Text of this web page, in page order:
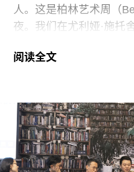
翌日上午十点左右，一
人。这是柏林艺术周（
夜。我们在尤利娅·施托
展出的影像装置意在激活
Société画廊的杨诗涵交
——周中发生的的肌肉
音乐速度继续跳动。这
欲望的殖民主义架构的
阅读全文